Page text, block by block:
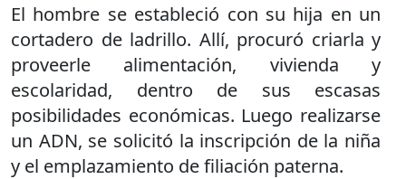
El hombre se estableció con su hija en un
cortadero de ladrillo. Allí, procuró criarla y
proveerle alimentación, vivienda y
escolaridad, dentro de sus escasas
posibilidades económicas. Luego realizarse
un ADN, se solicitó la inscripción de la niña
y el emplazamiento de filiación paterna.